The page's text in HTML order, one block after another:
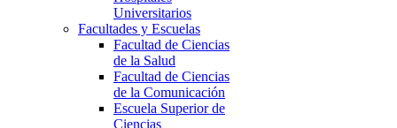
Universitarios
Facultades y Escuelas
Facultad de Ciencias
de la Salud
Facultad de Ciencias
de la Comunicación
Escuela Superior de
Ciencias